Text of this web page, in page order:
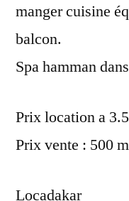
manger cuisine
balcon.
Spa hamman
Prix location a
Prix vente : 500
Locadakar